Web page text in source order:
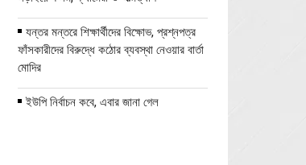
যন্তর মন্তরে শিক্ষার্থীদের বিক্ষোভ, প্রশ্নপত্র
ফাঁসকারীদের বিরুদ্ধে কঠোর ব্যবস্থা নেওয়ার বার্তা
মোদির
ইউপি নির্বাচন কবে, এবার জানা গেল